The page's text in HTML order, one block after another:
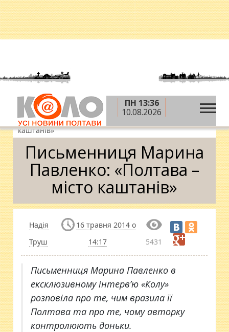
ПН 13:36
10.08.2026
Головна » Новини » Гість редакції
»Письменниця Марина Павленко: «Полтава – місто
каштанів»
Письменниця Марина
Павленко: «Полтава –
місто каштанів»
Надія
Труш
16 травня 2014 о
14:17
5431
Письменниця Марина Павленко в
ексклюзивному інтерв’ю «Колу»
розповіла про те, чим вразила її
Полтава та про те, чому авторку
контролюють доньки.